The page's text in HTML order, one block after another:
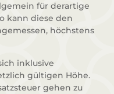
für derartige
kann diese den
höchstens
inklusive
gültigen Höhe.
gehen zu